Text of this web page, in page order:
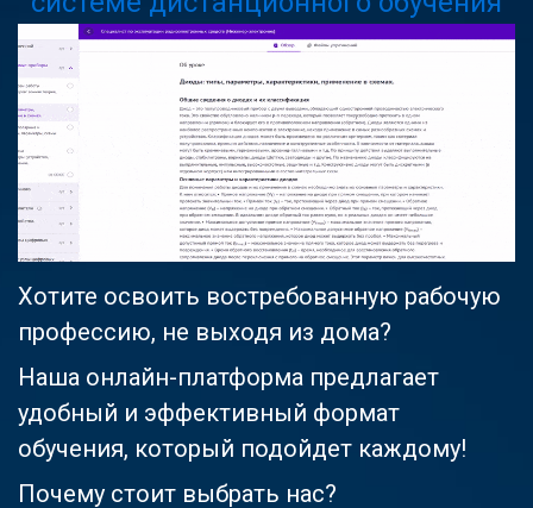
Хотите освоить востребованную рабочую
профессию, не выходя из дома?
Наша онлайн-платформа предлагает
удобный и эффективный формат
обучения, который подойдет каждому!
Почему стоит выбрать нас?